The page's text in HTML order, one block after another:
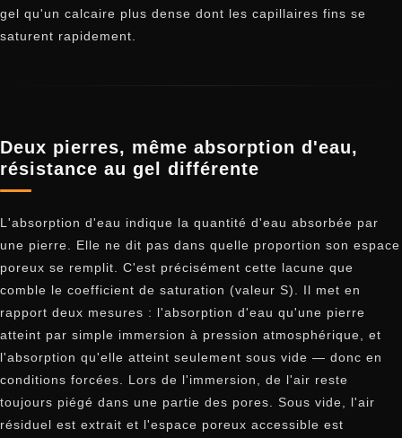
gel qu'un calcaire plus dense dont les capillaires fins se
saturent rapidement.
Deux pierres, même absorption d'eau,
résistance au gel différente
L'absorption d'eau indique la quantité d'eau absorbée par
une pierre. Elle ne dit pas dans quelle proportion son espace
poreux se remplit. C'est précisément cette lacune que
comble le coefficient de saturation (valeur S). Il met en
rapport deux mesures : l'absorption d'eau qu'une pierre
atteint par simple immersion à pression atmosphérique, et
l'absorption qu'elle atteint seulement sous vide — donc en
conditions forcées. Lors de l'immersion, de l'air reste
toujours piégé dans une partie des pores. Sous vide, l'air
résiduel est extrait et l'espace poreux accessible est